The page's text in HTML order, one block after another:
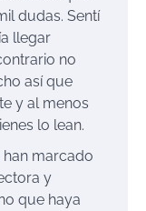
dudas. Sentí
llegar
no
así que
y al menos
lo lean.
marcado
y
que haya